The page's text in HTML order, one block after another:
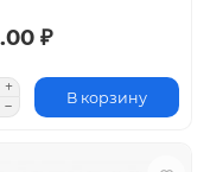
₽
В корзину